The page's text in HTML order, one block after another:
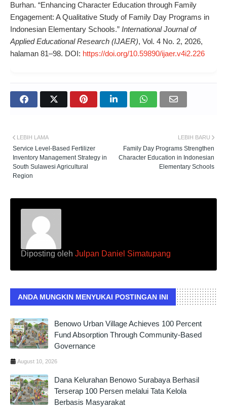
Burhan. “Enhancing Character Education through Family
Engagement: A Qualitative Study of Family Day Programs in
Indonesian Elementary Schools.” International Journal of
Applied Educational Research (IJAER), Vol. 4 No. 2, 2026,
halaman 81–98. DOI: https://doi.org/10.59890/ijaer.v4i2.226
LEBIH BARU
Family Day Programs Strengthen
Character Education in Indonesian
Elementary Schools
LEBIH LAMA
Service Level-Based Fertilizer
Inventory Management Strategy in
South Sulawesi Agricultural
Region
Diposting oleh Julpan Daniel Simatupang
ANDA MUNGKIN MENYUKAI POSTINGAN INI
Benowo Urban Village Achieves 100 Percent
Fund Absorption Through Community-Based
Governance
August 10, 2026
Dana Kelurahan Benowo Surabaya Berhasil
Terserap 100 Persen melalui Tata Kelola
Berbasis Masyarakat